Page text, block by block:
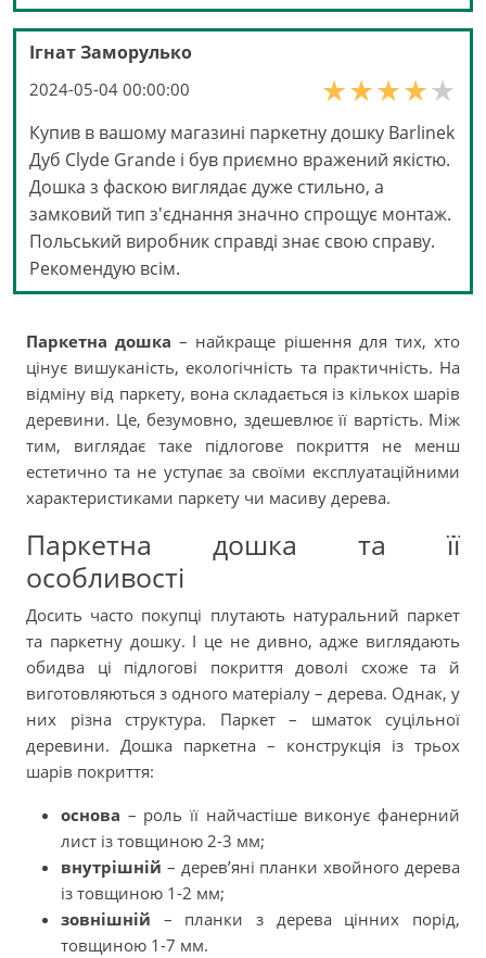
Ігнат Заморулько
2024-05-04 00:00:00
Купив в вашому магазині паркетну дошку Barlinek
Дуб Clyde Grande і був приємно вражений якістю.
Дошка з фаскою виглядає дуже стильно, а
замковий тип з'єднання значно спрощує монтаж.
Польський виробник справді знає свою справу.
Рекомендую всім.
Паркетна дошка – найкраще рішення для тих, хто
цінує вишуканість, екологічність та практичність. На
відміну від паркету, вона складається із кількох шарів
деревини. Це, безумовно, здешевлює її вартість. Між
тим, виглядає таке підлогове покриття не менш
естетично та не уступає за своїми експлуатаційними
характеристиками паркету чи масиву дерева.
Паркетна дошка та її
особливості
Досить часто покупці плутають натуральний паркет
та паркетну дошку. І це не дивно, адже виглядають
обидва ці підлогові покриття доволі схоже та й
виготовляються з одного матеріалу – дерева. Однак, у
них різна структура. Паркет – шматок суцільної
деревини. Дошка паркетна – конструкція із трьох
шарів покриття:
основа – роль її найчастіше виконує фанерний
лист із товщиною 2-3 мм;
внутрішній – дерев’яні планки хвойного дерева
із товщиною 1-2 мм;
зовнішній – планки з дерева цінних порід,
товщиною 1-7 мм.